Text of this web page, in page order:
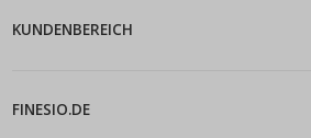
KUNDENBEREICH
FINESIO.DE